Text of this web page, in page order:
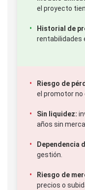
el proyecto
Historial de
rentabilidades
Riesgo de
el promotor no
Sin liquidez:
años sin
Dependencia
gestión.
Riesgo de
precios o